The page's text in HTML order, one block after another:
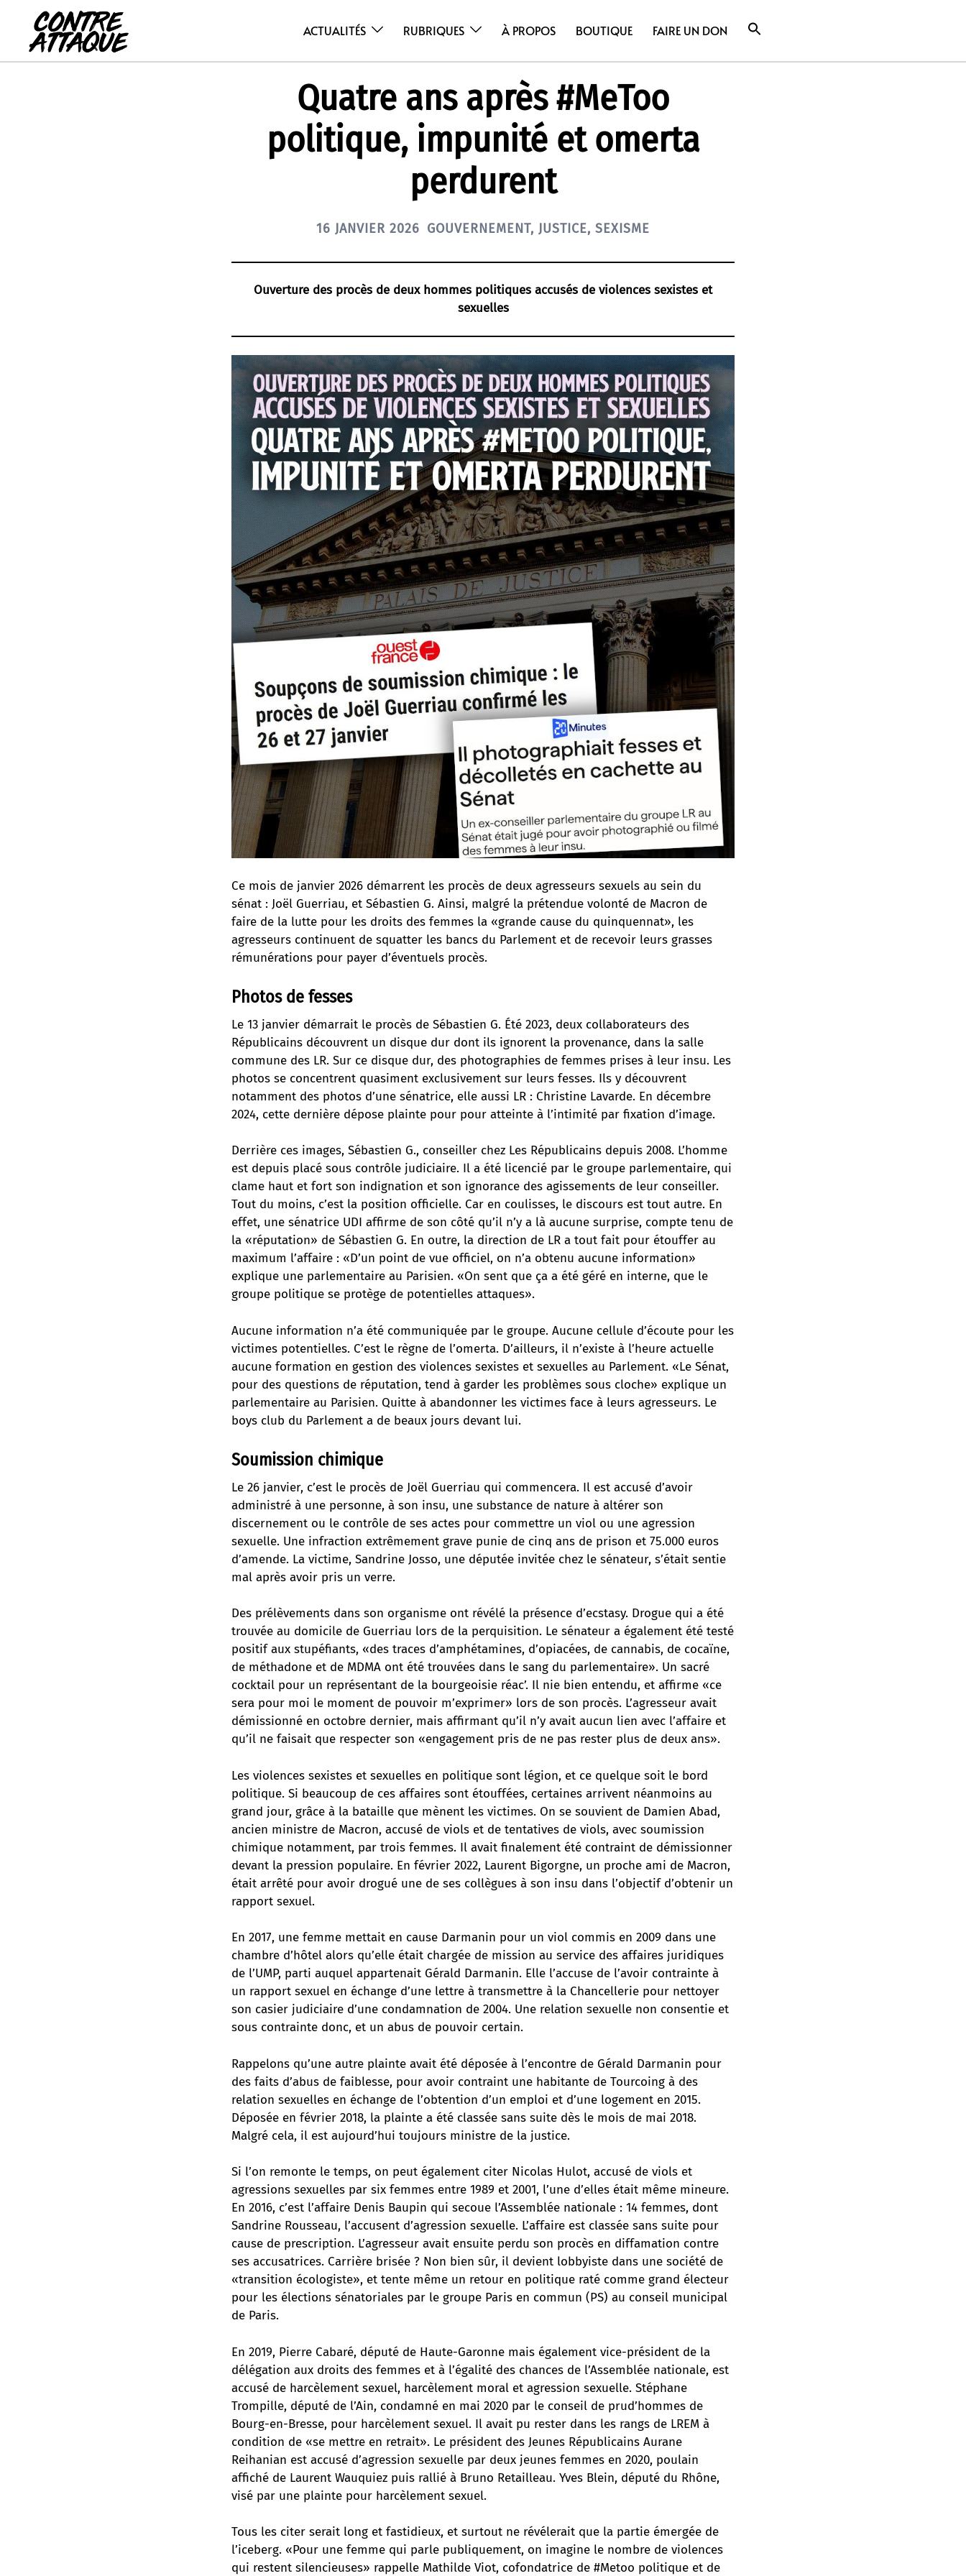
contenu
ACTUALITÉS RUBRIQUES À PROPOS BOUTIQUE FAIRE UN DON
Quatre ans après #MeToo
politique, impunité et omerta
perdurent
16 JANVIER 2026 GOUVERNEMENT, JUSTICE, SEXISME
Ouverture des procès de deux hommes politiques accusés de violences sexistes et
sexuelles
Ce mois de janvier 2026 démarrent les procès de deux agresseurs sexuels au sein du
sénat : Joël Guerriau, et Sébastien G. Ainsi, malgré la prétendue volonté de Macron de
faire de la lutte pour les droits des femmes la «grande cause du quinquennat», les
agresseurs continuent de squatter les bancs du Parlement et de recevoir leurs grasses
rémunérations pour payer d’éventuels procès.
Photos de fesses
Le 13 janvier démarrait le procès de Sébastien G. Été 2023, deux collaborateurs des
Républicains découvrent un disque dur dont ils ignorent la provenance, dans la salle
commune des LR. Sur ce disque dur, des photographies de femmes prises à leur insu. Les
photos se concentrent quasiment exclusivement sur leurs fesses. Ils y découvrent
notamment des photos d’une sénatrice, elle aussi LR : Christine Lavarde. En décembre
2024, cette dernière dépose plainte pour pour atteinte à l’intimité par fixation d’image.
Derrière ces images, Sébastien G., conseiller chez Les Républicains depuis 2008. L’homme
est depuis placé sous contrôle judiciaire. Il a été licencié par le groupe parlementaire, qui
clame haut et fort son indignation et son ignorance des agissements de leur conseiller.
Tout du moins, c’est la position officielle. Car en coulisses, le discours est tout autre. En
effet, une sénatrice UDI affirme de son côté qu’il n’y a là aucune surprise, compte tenu de
la «réputation» de Sébastien G. En outre, la direction de LR a tout fait pour étouffer au
maximum l’affaire : «D’un point de vue officiel, on n’a obtenu aucune information»
explique une parlementaire au Parisien. «On sent que ça a été géré en interne, que le
groupe politique se protège de potentielles attaques».
Aucune information n’a été communiquée par le groupe. Aucune cellule d’écoute pour les
victimes potentielles. C’est le règne de l’omerta. D’ailleurs, il n’existe à l’heure actuelle
aucune formation en gestion des violences sexistes et sexuelles au Parlement. «Le Sénat,
pour des questions de réputation, tend à garder les problèmes sous cloche» explique un
parlementaire au Parisien. Quitte à abandonner les victimes face à leurs agresseurs. Le
boys club du Parlement a de beaux jours devant lui.
Soumission chimique
Le 26 janvier, c’est le procès de Joël Guerriau qui commencera. Il est accusé d’avoir
administré à une personne, à son insu, une substance de nature à altérer son
discernement ou le contrôle de ses actes pour commettre un viol ou une agression
sexuelle. Une infraction extrêmement grave punie de cinq ans de prison et 75.000 euros
d’amende. La victime, Sandrine Josso, une députée invitée chez le sénateur, s’était sentie
mal après avoir pris un verre.
Des prélèvements dans son organisme ont révélé la présence d’ecstasy. Drogue qui a été
trouvée au domicile de Guerriau lors de la perquisition. Le sénateur a également été testé
positif aux stupéfiants, «des traces d’amphétamines, d’opiacées, de cannabis, de cocaïne,
de méthadone et de MDMA ont été trouvées dans le sang du parlementaire». Un sacré
cocktail pour un représentant de la bourgeoisie réac’. Il nie bien entendu, et affirme «ce
sera pour moi le moment de pouvoir m’exprimer» lors de son procès. L’agresseur avait
démissionné en octobre dernier, mais affirmant qu’il n’y avait aucun lien avec l’affaire et
qu’il ne faisait que respecter son «engagement pris de ne pas rester plus de deux ans».
Les violences sexistes et sexuelles en politique sont légion, et ce quelque soit le bord
politique. Si beaucoup de ces affaires sont étouffées, certaines arrivent néanmoins au
grand jour, grâce à la bataille que mènent les victimes. On se souvient de Damien Abad,
ancien ministre de Macron, accusé de viols et de tentatives de viols, avec soumission
chimique notamment, par trois femmes. Il avait finalement été contraint de démissionner
devant la pression populaire. En février 2022, Laurent Bigorgne, un proche ami de Macron,
était arrêté pour avoir drogué une de ses collègues à son insu dans l’objectif d’obtenir un
rapport sexuel.
En 2017, une femme mettait en cause Darmanin pour un viol commis en 2009 dans une
chambre d’hôtel alors qu’elle était chargée de mission au service des affaires juridiques
de l’UMP, parti auquel appartenait Gérald Darmanin. Elle l’accuse de l’avoir contrainte à
un rapport sexuel en échange d’une lettre à transmettre à la Chancellerie pour nettoyer
son casier judiciaire d’une condamnation de 2004. Une relation sexuelle non consentie et
sous contrainte donc, et un abus de pouvoir certain.
Rappelons qu’une autre plainte avait été déposée à l’encontre de Gérald Darmanin pour
des faits d’abus de faiblesse, pour avoir contraint une habitante de Tourcoing à des
relation sexuelles en échange de l’obtention d’un emploi et d’une logement en 2015.
Déposée en février 2018, la plainte a été classée sans suite dès le mois de mai 2018.
Malgré cela, il est aujourd’hui toujours ministre de la justice.
Si l’on remonte le temps, on peut également citer Nicolas Hulot, accusé de viols et
agressions sexuelles par six femmes entre 1989 et 2001, l’une d’elles était même mineure.
En 2016, c’est l’affaire Denis Baupin qui secoue l’Assemblée nationale : 14 femmes, dont
Sandrine Rousseau, l’accusent d’agression sexuelle. L’affaire est classée sans suite pour
cause de prescription. L’agresseur avait ensuite perdu son procès en diffamation contre
ses accusatrices. Carrière brisée ? Non bien sûr, il devient lobbyiste dans une société de
«transition écologiste», et tente même un retour en politique raté comme grand électeur
pour les élections sénatoriales par le groupe Paris en commun (PS) au conseil municipal
de Paris.
En 2019, Pierre Cabaré, député de Haute-Garonne mais également vice-président de la
délégation aux droits des femmes et à l’égalité des chances de l’Assemblée nationale, est
accusé de harcèlement sexuel, harcèlement moral et agression sexuelle. Stéphane
Trompille, député de l’Ain, condamné en mai 2020 par le conseil de prud’hommes de
Bourg-en-Bresse, pour harcèlement sexuel. Il avait pu rester dans les rangs de LREM à
condition de «se mettre en retrait». Le président des Jeunes Républicains Aurane
Reihanian est accusé d’agression sexuelle par deux jeunes femmes en 2020, poulain
affiché de Laurent Wauquiez puis rallié à Bruno Retailleau. Yves Blein, député du Rhône,
visé par une plainte pour harcèlement sexuel.
Tous les citer serait long et fastidieux, et surtout ne révélerait que la partie émergée de
l’iceberg. «Pour une femme qui parle publiquement, on imagine le nombre de violences
qui restent silencieuses» rappelle Mathilde Viot, cofondatrice de #Metoo politique et de